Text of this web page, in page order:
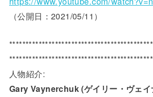
（公開日：2021/05/11）
人物紹介:
Gary Vaynerchuk (ゲイリー・ヴェイ